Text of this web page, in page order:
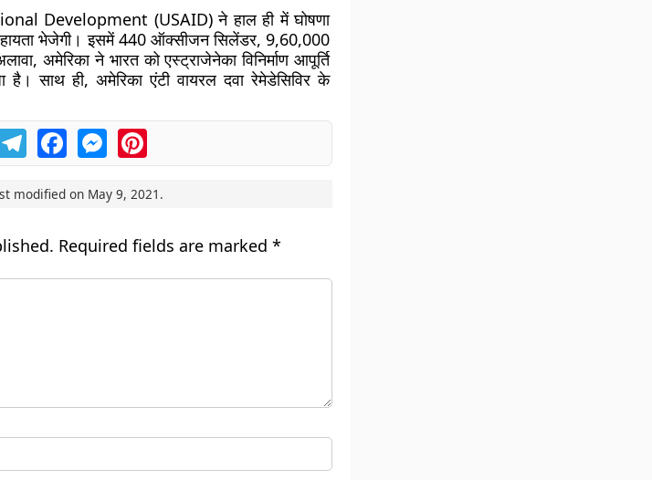
Development (USAID) ने हाल ही में घोषणा
भेजेगी। इसमें 440 ऑक्सीजन सिलेंडर, 9,60,000
अमेरिका ने भारत को एस्ट्राजेनेका विनिर्माण आपूर्ति
साथ ही, अमेरिका एंटी वायरल दवा रेमेडेसिविर के
TelegramFacebookMessengerPinterest
modified on May 9, 2021 .
Required fields are marked *